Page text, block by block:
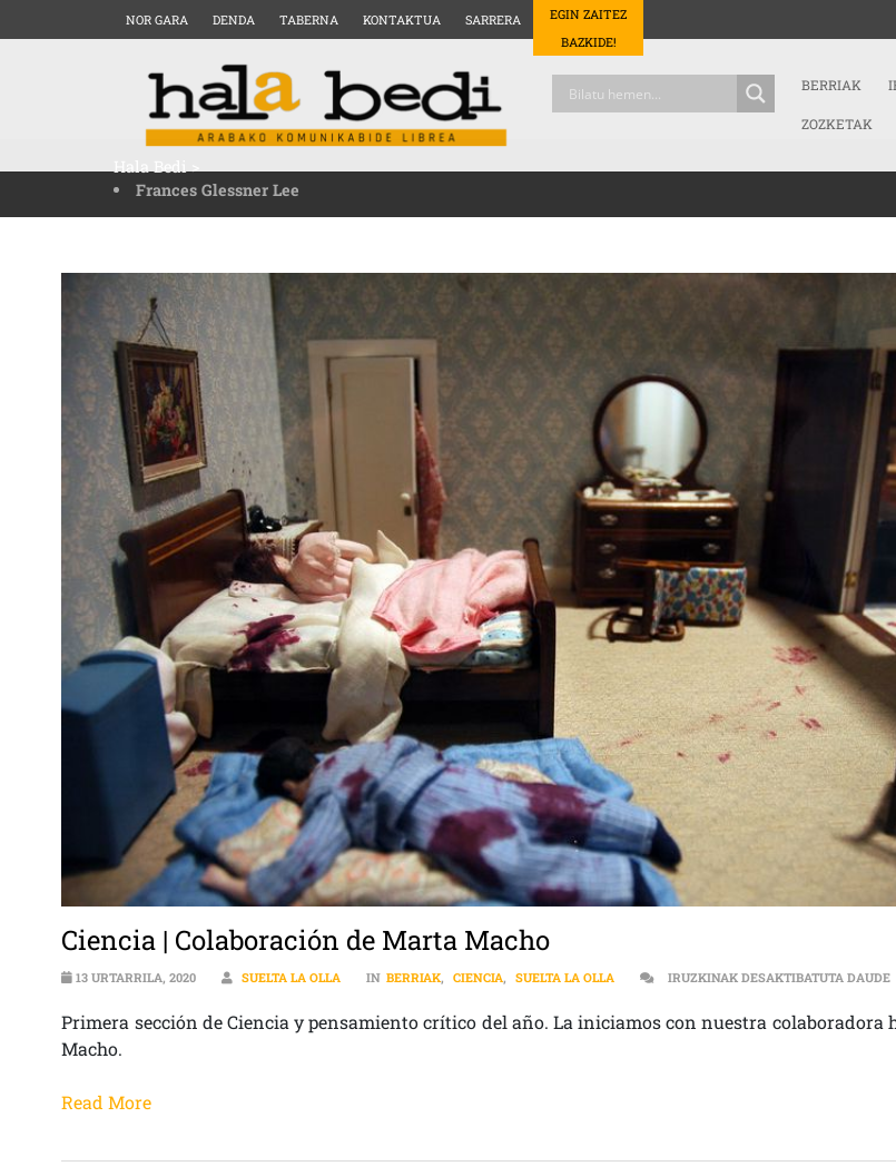
NOR GARA DENDA TABERNA KONTAKTUA SARRERA
EGIN ZAITEZ
BAZKIDE!
BERRIAK
ZOZKETAK
Hala Bedi>
Frances Glessner Lee
Ciencia | Colaboración de Marta Macho
13 URTARRILA, 2020 SUELTA LA OLLA IN BERRIAK, CIENCIA, SUELTA LA OLLA IRUZKINAK DESAKTIBATUTA DAUDE
Primera sección de Ciencia y pensamiento crítico del año. La iniciamos con nuestra colaboradora
Macho.
Read More